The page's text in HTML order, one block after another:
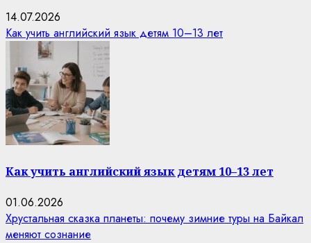
14.07.2026
Как учить английский язык детям 10–13 лет
Как учить английский язык детям 10–13 лет
01.06.2026
Хрустальная сказка планеты: почему зимние туры на Байкал
меняют сознание